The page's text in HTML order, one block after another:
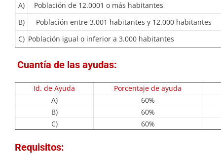
A)
Población de 12.0001 o más habitantes
B)
Población entre 3.001 habitantes y 12.000 habitantes
C) Población igual o inferior a 3.000 habitantes
Cuantía de las ayudas:
Id. de Ayuda
Porcentaje de ayuda
A)
60%
B)
60%
C)
60%
Requisitos: